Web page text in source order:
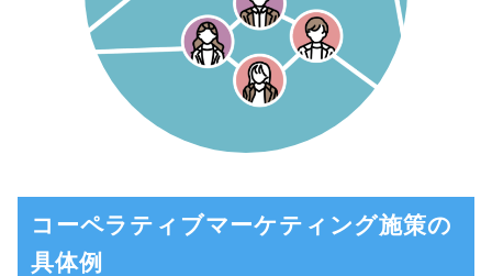
コーペラティブマーケティング施策の
具体例